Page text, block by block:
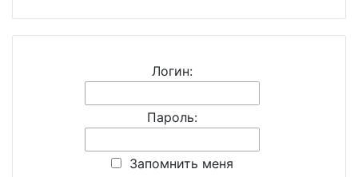
Логин:
Пароль:
Запомнить меня